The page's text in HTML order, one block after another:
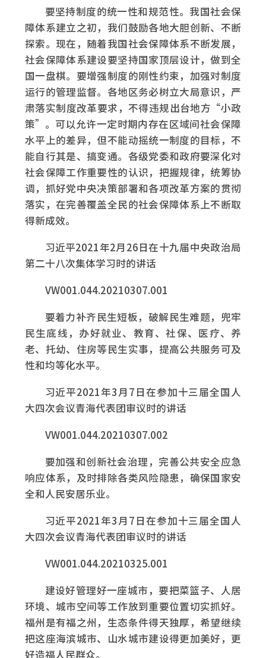
要坚持制度的统一性和规范性。我国社会保
障体系建立之初，我们鼓励各地大胆创新、不断
探索。现在，随着我国社会保障体系不断发展，
社会保障体系建设要坚持国家顶层设计，做到全
国一盘棋。要增强制度的刚性约束，加强对制度
运行的管理监督。各地区务必树立大局意识，严
肃落实制度改革要求，不得违规出台地方“小政
策”。可以允许一定时期内存在区域间社会保障
水平上的差异，但不能动摇统一制度的目标，不
能自行其是、搞变通。各级党委和政府要深化对
社会保障工作重要性的认识，把握规律，统筹协
调，抓好党中央决策部署和各项改革方案的贯彻
落实，在完善覆盖全民的社会保障体系上不断取
得新成效。
习近平2021年2月26日在十九届中央政治局
第二十八次集体学习时的讲话
VW001.044.20210307.001
要着力补齐民生短板，破解民生难题，兜牢
民生底线，办好就业、教育、社保、医疗、养
老、托幼、住房等民生实事，提高公共服务可及
性和均等化水平。
习近平2021年3月7日在参加十三届全国人
大四次会议青海代表团审议时的讲话
VW001.044.20210307.002
要加强和创新社会治理，完善公共安全应急
响应体系，及时排除各类风险隐患，确保国家安
全和人民安居乐业。
习近平2021年3月7日在参加十三届全国人
大四次会议青海代表团审议时的讲话
VW001.044.20210325.001
建设好管理好一座城市，要把菜篮子、人居
环境、城市空间等工作放到重要位置切实抓好。
福州是有福之州，生态条件得天独厚，希望继续
把这座海滨城市、山水城市建设得更加美好，更
好造福人民群众。